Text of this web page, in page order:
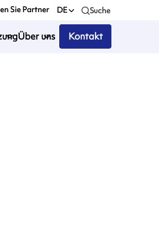
Sie Partner DE Suche
Über uns Kontakt